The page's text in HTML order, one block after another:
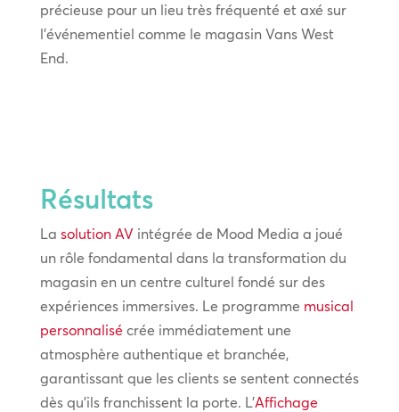
précieuse pour un lieu très fréquenté et axé sur
l’événementiel comme le magasin Vans West
End.
Résultats
La solution AVintégrée de Mood Media a joué
un rôle fondamental dans la transformation du
magasin en un centre culturel fondé sur des
expériences immersives. Le programme musical
personnalisécrée immédiatement une
atmosphère authentique et branchée,
garantissant que les clients se sentent connectés
dès qu'ils franchissent la porte. L'Affichage